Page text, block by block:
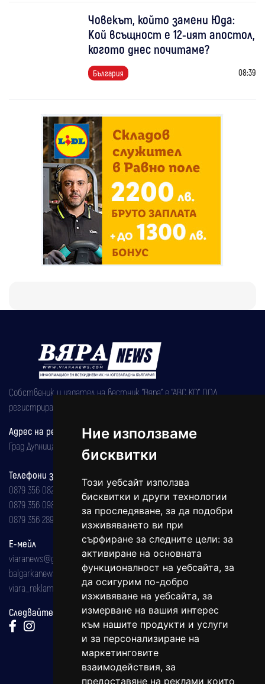
Ние използваме
бисквитки
Този уебсайт използва
бисквитки и други технологии
за проследяване, за да подобри
изживяването ви при
сърфиране за следните цели: за
активиране на основната
функционалност на уебсайта, за
да осигурим по-добро
изживяване на уебсайта, за
измерване на вашия интерес
към нашите продукти и услуги
и за персонализиране на
маркетинговите
взаимодействия, за
предоставяне на реклами които
Човекът, който замени Юда:
Кой всъщност е 12-ият апостол,
когото днес почитаме?
България 08:39
Собственик и издател на вестник "Вяра" е "АВС КО" ООД,
регистрирана на 08.05.2002 година.
Адрес на редакцията
Град Дупница, ул.''Христо Ботев" 43
Телефони за реклама и абонаменти
0879 356 082
0879 356 098
0879 356 289
Е-мейл
viaranews@gmail.com
balgarkanews@gmail.com
viara_reklama@mail.bg
Следвайте ни: